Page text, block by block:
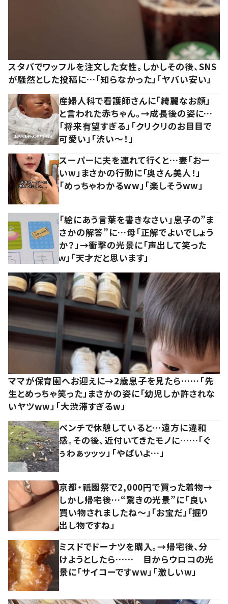
スタバでワッフルを注文した女性。しかしその後、SNS
が騒然とした投稿に…「知らなかった」「ヤバい安い」
産婦人科で看護師さんに「綺麗なお顔」
と言われた赤ちゃん。→成長後の姿に…
「将来有望すぎる」「クリクリのお目目で
可愛い」「渋い～！」
スーパーに夫を連れて行くと…妻「おー
いw」まさかの行動に「奥さん美人！」
「めっちゃわかるww」「楽しそうww」
「絵にあう言葉を書きなさい」息子の”ま
さかの解答”に…母「正解でよいでしょう
か？」→衝撃の光景に「声出して笑った
ｗ」「天才だと思います」
ママが保育園へお迎えに→2歳息子を見たら……「先
生とめっちゃ笑った」まさかの姿に「幼児しか許されな
いヤツww」「大渋滞すぎるw」
ベンチで休憩していると…遠方に違和
感。その後、近付いてきたモノに……「ぐ
ぅわぁッッッ」「やばいよ…」
京都・祇園祭で2,000円で買った着物→
しかし帰宅後…“驚きの光景”に「良い
買い物されましたね～」「お宝だ」「掘り
出し物ですね」
ミスドでドーナツを購入。→帰宅後、分
けようとしたら…… 目からウロコの光
景に「サイコーですww」「激しいw」